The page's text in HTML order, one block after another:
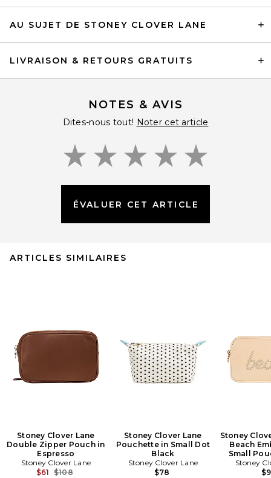
AU SUJET DE STONEY CLOVER LANE
LIVRAISON & RETOURS GRATUITS
NOTES & AVIS
Dites-nous tout! Noter cet article
ÉVALUER CET ARTICLE
ARTICLES SIMILAIRES
Stoney Clover Lane
Double Zipper Pouch in
Espresso
Stoney Clover Lane
$61 Previous price:
$108
Stoney Clover Lane
Pouchette in Small Dot
Black
Stoney Clover Lane
$78
Stoney
Beach
Small
Stoney